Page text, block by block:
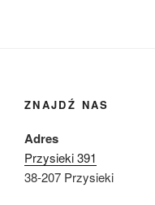
ZNAJDŹ NAS
Adres
Przysieki 391
38-207 Przysieki